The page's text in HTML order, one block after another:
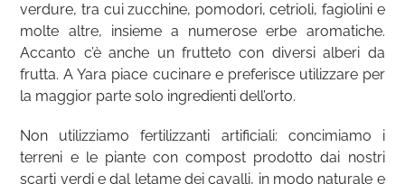
verdure, tra cui zucchine, pomodori, cetrioli, fagiolini e
molte altre, insieme a numerose erbe aromatiche.
Accanto c’è anche un frutteto con diversi alberi da
frutta. A Yara piace cucinare e preferisce utilizzare per
la maggior parte solo ingredienti dell’orto.
Non utilizziamo fertilizzanti artificiali: concimiamo i
terreni e le piante con compost prodotto dai nostri
scarti verdi e dal letame dei cavalli, in modo naturale e